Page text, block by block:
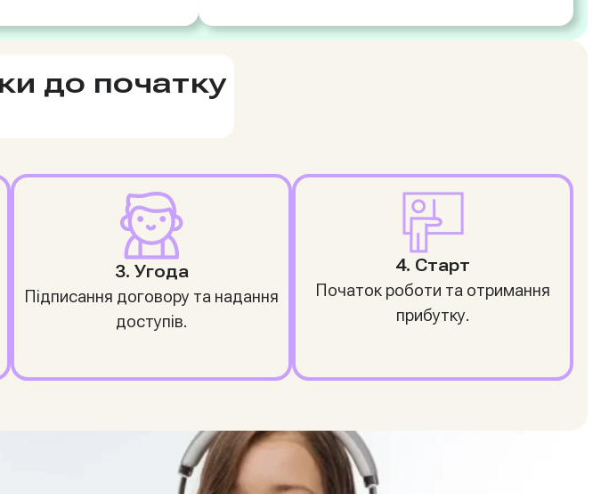
до початку
3. Угода
Підписання договору та надання
доступів.
4. Старт
Початок роботи та отримання
прибутку.